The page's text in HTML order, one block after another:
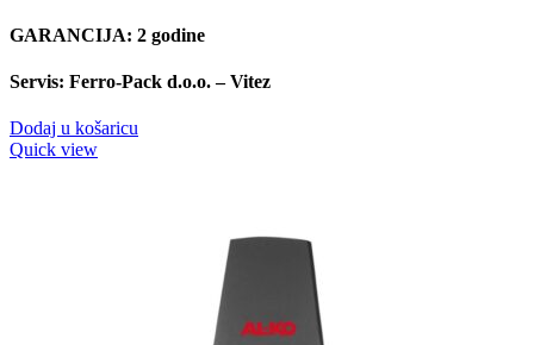
GARANCIJA: 2 godine
Servis: Ferro-Pack d.o.o. – Vitez
Dodaj u košaricu
Quick view